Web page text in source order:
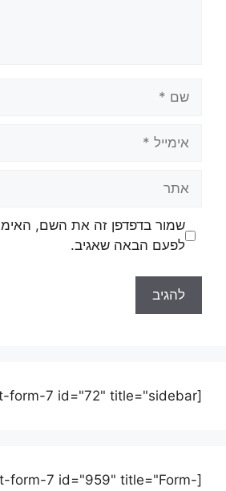
שמור בדפדפן זה את השם,
לפעם הבאה שאגיב.
[contact-form-7 id="72" title="sidebar"]
form-7 id="959" title="Form-